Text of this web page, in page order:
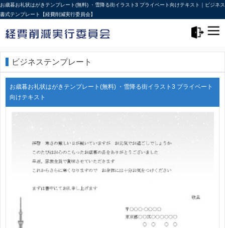
お歳暮お礼状はがきテンプレート(無料) ・雪降る街イラスト3 プライベート向けテキスト｜ビジネス
書式テンプレート【経費削減実行委員会】
ビジネステンプレート
お歳暮お礼状はがきテンプレート(無料) ・雪降る街イラスト3 プライベート
向けテキスト